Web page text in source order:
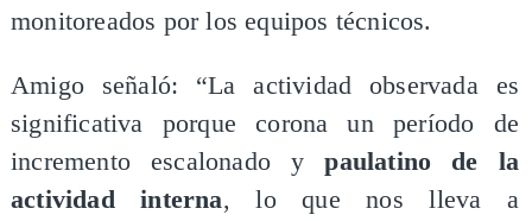
monitoreados por los equipos técnicos.
Amigo señaló: “La actividad observada es
significativa porque corona un período de
incremento escalonado ypaulatino de la
actividad interna, lo que nos lleva a